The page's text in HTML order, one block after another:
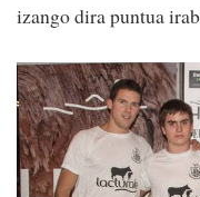
izango dira puntua